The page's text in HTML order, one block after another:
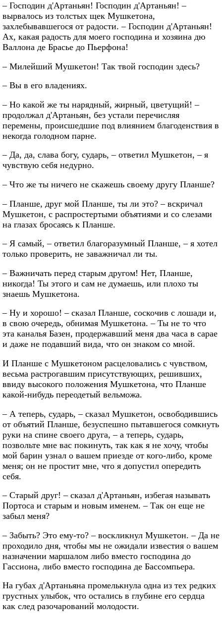
– Господин д'Артаньян! Господин д'Артаньян! –
вырвалось из толстых щек Мушкетона,
захлебывавшегося от радости. – Господин д'Артаньян!
Ах, какая радость для моего господина и хозяина дю
Валлона де Брасье до Пьерфона!
– Милейший Мушкетон! Так твой господин здесь?
– Вы в его владениях.
– Но какой же ты нарядный, жирный, цветущий! –
продолжал д'Артаньян, без устали перечисляя
перемены, происшедшие под влиянием благоденствия в
некогда голодном парне.
– Да, да, слава богу, сударь, – ответил Мушкетон, – я
чувствую себя недурно.
– Что же ты ничего не скажешь своему другу Планше?
– Планше, друг мой Планше, ты ли это? – вскричал
Мушкетон, с распростертыми объятиями и со слезами
на глазах бросаясь к Планше.
– Я самый, – ответил благоразумный Планше, – я хотел
только проверить, не заважничал ли ты.
– Важничать перед старым другом! Нет, Планше,
никогда! Ты этого и сам не думаешь, или плохо ты
знаешь Мушкетона.
– Ну и хорошо! – сказал Планше, соскочив с лошади и,
в свою очередь, обнимая Мушкетона. – Ты не то что
эта каналья Базен, продержавший меня два часа в сарае
и даже не подавший вида, что он знаком со мной.
И Планше с Мушкетоном расцеловались с чувством,
весьма растрогавшим присутствующих, решивших,
ввиду высокого положения Мушкетона, что Планше
какой-нибудь переодетый вельможа.
– А теперь, сударь, – сказал Мушкетон, освободившись
от объятий Планше, безуспешно пытавшегося сомкнуть
руки на спине своего друга, – а теперь, сударь,
позвольте мне вас покинуть, так как я не хочу, чтобы
мой барин узнал о вашем приезде от кого-либо, кроме
меня; он не простит мне, что я допустил опередить
себя.
– Старый друг! – сказал д'Артаньян, избегая называть
Портоса и старым и новым именем. – Так он еще не
забыл меня?
– Забыть? Это ему-то? – воскликнул Мушкетон. – Да не
проходило дня, чтобы мы не ожидали известия о вашем
назначении маршалом либо вместо господина до
Гассиона, либо вместо господина де Бассомпьера.
На губах д'Артаньяна промелькнула одна из тех редких
грустных улыбок, что остались в глубине его сердца
как след разочарований молодости.